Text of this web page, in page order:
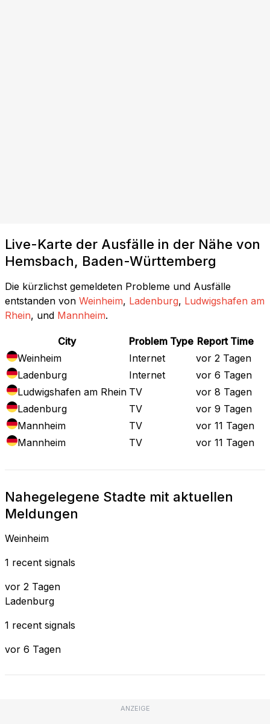
Live-Karte der Ausfälle in der Nähe von
Hemsbach, Baden-Württemberg
Die kürzlichst gemeldeten Probleme und Ausfälle
entstanden von Weinheim, Ladenburg, Ludwigshafen am
Rhein, und Mannheim.
City Problem Type Report Time
Weinheim
Internet
vor 2 Tagen
Ladenburg
Internet
vor 6 Tagen
Ludwigshafen am Rhein TV
vor 8 Tagen
Ladenburg
TV
vor 9 Tagen
Mannheim
TV
vor 11 Tagen
Mannheim
TV vor 11 Tagen
Nahegelegene Stadte mit aktuellen
Meldungen
Weinheim
1 recent signals
vor 2 Tagen
Ladenburg
1 recent signals
vor 6 Tagen
ANZEIGE